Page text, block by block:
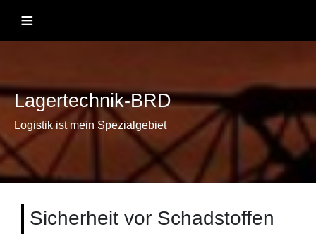
content
≡
Lagertechnik-BRD
Logistik ist mein Spezialgebiet
Sicherheit vor Schadstoffen